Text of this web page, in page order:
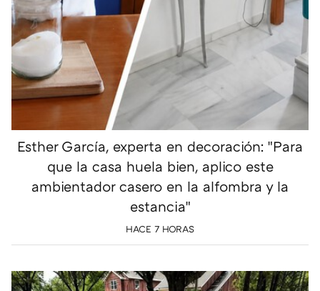
Esther García, experta en decoración: "Para
que la casa huela bien, aplico este
ambientador casero en la alfombra y la
estancia"
HACE 7 HORAS